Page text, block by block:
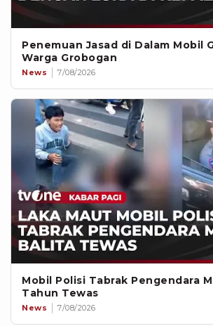
Penemuan Jasad di Dalam Mobil
Warga Grobogan
News 7/08/2026
Mobil Polisi Tabrak Pengendara
Tahun Tewas
News 7/08/2026